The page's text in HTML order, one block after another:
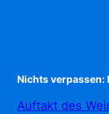
Nichts verpassen:
Auftakt des